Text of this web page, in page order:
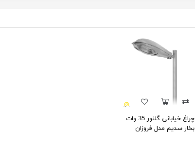
چراغ خیابانی گلنور 35 وات
بخار سدیم مدل فروزان